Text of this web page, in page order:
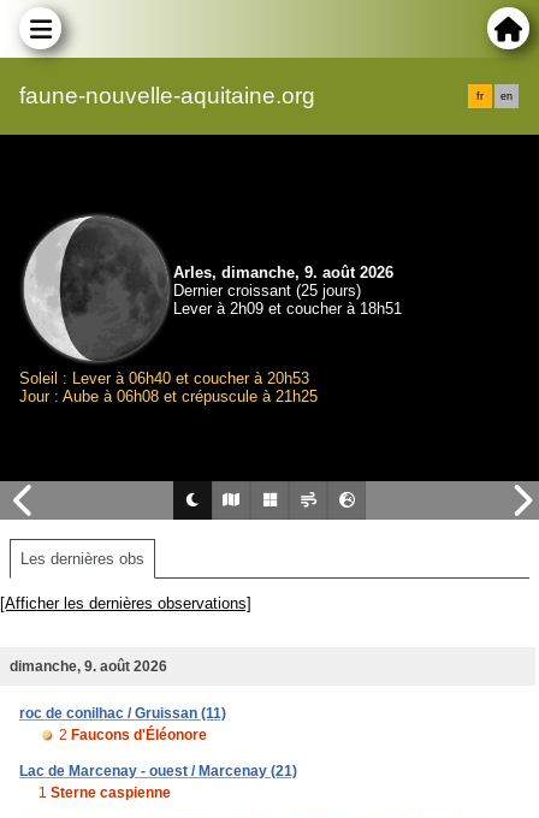
faune-nouvelle-aquitaine.org fr en
Arles, dimanche, 9. août 2026
Dernier croissant (25 jours)
Lever à 2h09 et coucher à 18h51
Soleil : Lever à 06h40 et coucher à 20h53
Jour : Aube à 06h08 et crépuscule à 21h25
Les dernières obs
[Afficher les dernières observations]
dimanche, 9. août 2026
roc de conilhac / Gruissan (11)
2 Faucons d'Éléonore
Lac de Marcenay - ouest / Marcenay (21)
1 Sterne caspienne